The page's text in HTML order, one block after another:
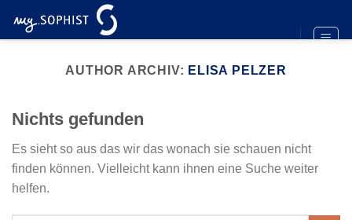
Inhalt
AUTHOR ARCHIV: ELISA PELZER
Nichts gefunden
Es sieht so aus das wir das wonach sie schauen nicht
finden können. Vielleicht kann ihnen eine Suche weiter
helfen.